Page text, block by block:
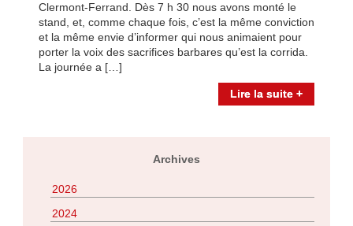
Clermont-Ferrand. Dès 7 h 30 nous avons monté le
stand, et, comme chaque fois, c’est la même conviction
et la même envie d’informer qui nous animaient pour
porter la voix des sacrifices barbares qu’est la corrida.
La journée a […]
Lire la suite +
Archives
2026
2024